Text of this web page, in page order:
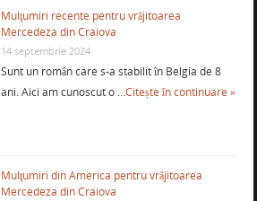
Mulţumiri recente pentru vrăjitoarea
Mercedeza din Craiova
14 septembrie 2024
Sunt un român care s-a stabilit în Belgia de 8
ani. Aici am cunoscut o …Citește în continuare »
Mulţumiri din America pentru vrăjitoarea
Mercedeza din Craiova